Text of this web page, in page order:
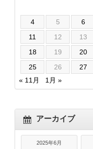
4
5 6
11
12 13
18
19 20
25
26 27
« 11月
1月 »
アーカイブ
2025年6月